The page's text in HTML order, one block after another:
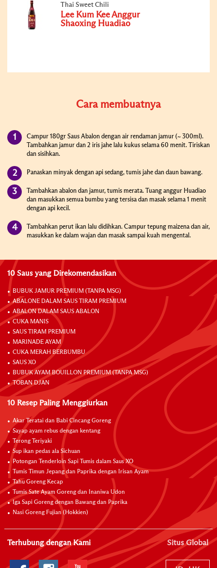
Thai Sweet Chili
Lee Kum Kee Anggur
Shaoxing Huadiao
Cara membuatnya
Campur 180gr Saus Abalon dengan air rendaman jamur (~ 300ml).
Tambahkan jamur dan 2 iris jahe lalu kukus selama 60 menit. Tiriskan
dan sisihkan.
Panaskan minyak dengan api sedang, tumis jahe dan daun bawang.
Tambahkan abalon dan jamur, tumis merata. Tuang anggur Huadiao
dan masukkan semua bumbu yang tersisa dan masak selama 1 menit
dengan api kecil.
Tambahkan perut ikan lalu didihkan. Campur tepung maizena dan air,
masukkan ke dalam wajan dan masak sampai kuah mengental.
10 Saus yang Direkomendasikan
BUBUK JAMUR PREMIUM (TANPA MSG)
ABALONE DALAM SAUS TIRAM PREMIUM
ABALON DALAM SAUS ABALON
CUKA MANIS
SAUS TIRAM PREMIUM
MARINADE AYAM
CUKA MERAH BERBUMBU
SAUS XO
BUBUK AYAM BOUILLON PREMIUM (TANPA MSG)
TOBAN DJAN
10 Resep Paling Menggiurkan
Akar Teratai dan Babi Cincang Goreng
Sayap ayam rebus dengan kentang
Terong Teriyaki
Sup ikan pedas ala Sichuan
Potongan Tenderloin Sapi Tumis dalam Saus XO
Tumis Timun Jepang dan Paprika dengan Irisan Ayam
Tahu Goreng Kecap
Tumis Sate Ayam Goreng dan Inaniwa Udon
Iga Sapi Goreng dengan Bawang dan Paprika
Nasi Goreng Fujian (Hokkien)
Terhubung dengan Kami Situs Global